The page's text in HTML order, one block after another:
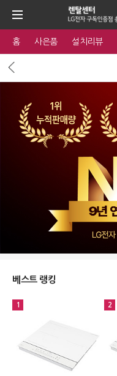
홈 사은품 설치리뷰
베스트 랭킹
1 2